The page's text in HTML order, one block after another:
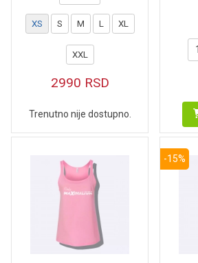
XS S M L XL
XXL
2990 RSD
Trenutno nije dostupno.
-15%